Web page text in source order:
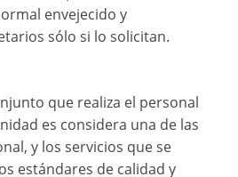
envejecido y
sólo si lo solicitan.
que realiza el personal
es considera una de las
y los servicios que se
estándares de calidad y